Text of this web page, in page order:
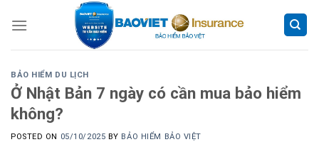
BẢO HIỂM DU LỊCH
Ở Nhật Bản 7 ngày có cần mua bảo hiểm
không?
POSTED ON 05/10/2025 BY BẢO HIỂM BẢO VIỆT